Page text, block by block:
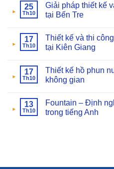
25
Th10
Giải pháp thiết kế
tại Bến Tre
17
Th10
Thiết kế và thi
tại Kiên Giang
17
Th10
Thiết kế hồ phun
không gian
13
Th10
Fountain – Định
trong tiếng Anh